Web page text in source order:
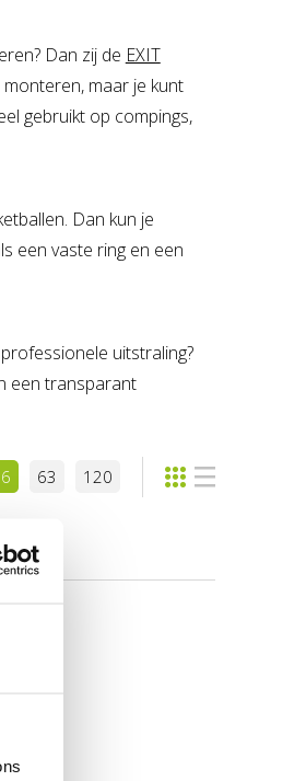
Dan zij de EXIT
maar je kunt
gebruikt op compings,
Dan kun je
een vaste ring en een
uitstraling?
een transparant
63 120